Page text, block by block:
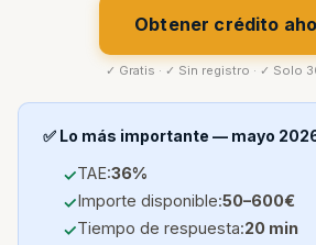
Obtener crédito
✓ Gratis · ✓ Sin registro · ✓ Solo
✅ Lo más importante — mayo
TAE:36%
Importe disponible:50–600€
Tiempo de respuesta:20 min